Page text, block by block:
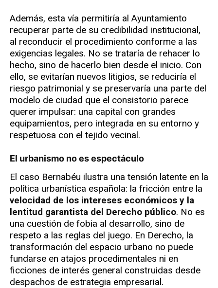
Además, esta vía permitiría al Ayuntamiento
recuperar parte de su credibilidad institucional,
al reconducir el procedimiento conforme a las
exigencias legales. No se trataría de rehacer lo
hecho, sino de hacerlo bien desde el inicio. Con
ello, se evitarían nuevos litigios, se reduciría el
riesgo patrimonial y se preservaría una parte del
modelo de ciudad que el consistorio parece
querer impulsar: una capital con grandes
equipamientos, pero integrada en su entorno y
respetuosa con el tejido vecinal.
El urbanismo no es espectáculo
El caso Bernabéu ilustra una tensión latente en la
política urbanística española: la fricción entre la
velocidad de los intereses económicos y la
lentitud garantista del Derecho público. No es
una cuestión de fobia al desarrollo, sino de
respeto a las reglas del juego. En Derecho, la
transformación del espacio urbano no puede
fundarse en atajos procedimentales ni en
ficciones de interés general construidas desde
despachos de estrategia empresarial.